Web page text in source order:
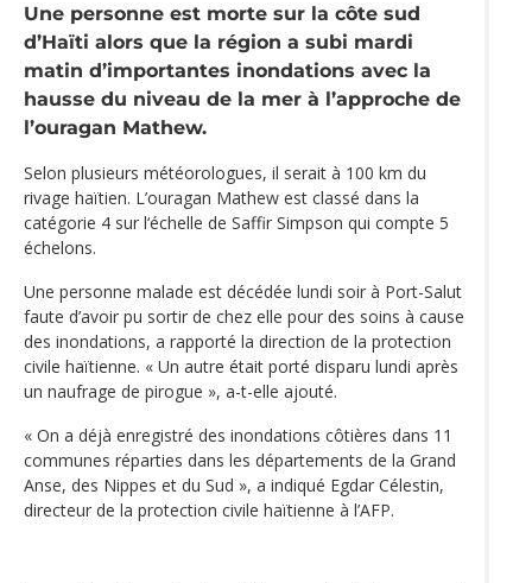
Une personne est morte sur la côte sud
d’Haïti alors que la région a subi mardi
matin d’importantes inondations avec la
hausse du niveau de la mer à l’approche de
l’ouragan Mathew.
Selon plusieurs météorologues, il serait à 100 km du
rivage haïtien. L’ouragan Mathew est classé dans la
catégorie 4 sur l‘échelle de Saffir Simpson qui compte 5
échelons.
Une personne malade est décédée lundi soir à Port-Salut
faute d’avoir pu sortir de chez elle pour des soins à cause
des inondations, a rapporté la direction de la protection
civile haïtienne. « Un autre était porté disparu lundi après
un naufrage de pirogue », a-t-elle ajouté.
« On a déjà enregistré des inondations côtières dans 11
communes réparties dans les départements de la Grand
Anse, des Nippes et du Sud », a indiqué Egdar Célestin,
directeur de la protection civile haïtienne à l’AFP.